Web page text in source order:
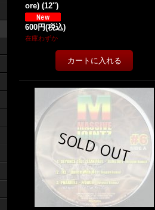
ore) (12'')
600円(税込)
在庫わずか